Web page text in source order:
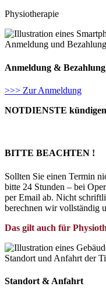
Physiotherapie
Anmeldung & Bezahlung
>>> Zur Anmeldung
NOTDIENSTE
BITTE BEACHTEN !
Sollten Sie einen Termin
bitte 24 Stunden – bei
per Email ab. Nicht
berechnen wir vollständig
Das gilt auch für
Standort & Anfahrt